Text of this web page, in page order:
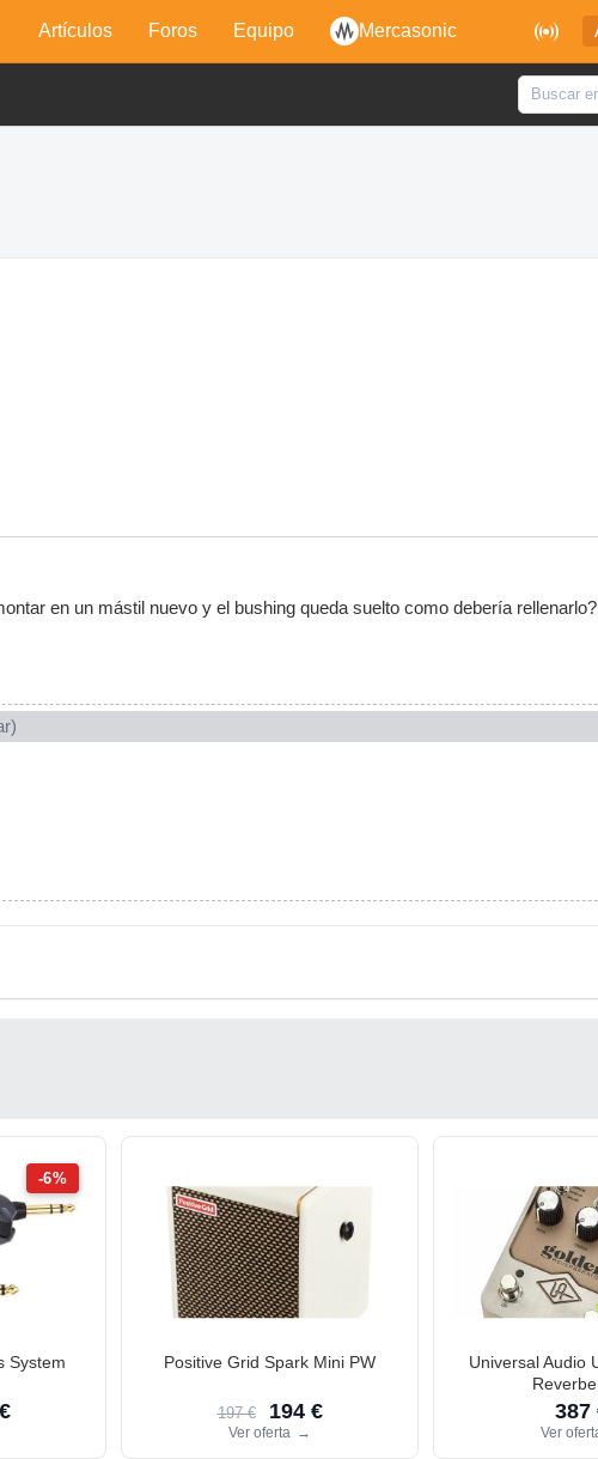

Artículos Foros Equipo Mercasonic
en un mástil nuevo y el bushing queda suelto como debería
-6%
System Positive Grid Spark Mini PW
197 € 194 €
Ver oferta →
Universal Audio
387
Ver